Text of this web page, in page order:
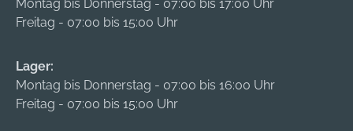
Montag bis Donnerstag - 07:00 bis 17:00 Uhr
Freitag - 07:00 bis 15:00 Uhr
Lager:
Montag bis Donnerstag - 07:00 bis 16:00 Uhr
Freitag - 07:00 bis 15:00 Uhr